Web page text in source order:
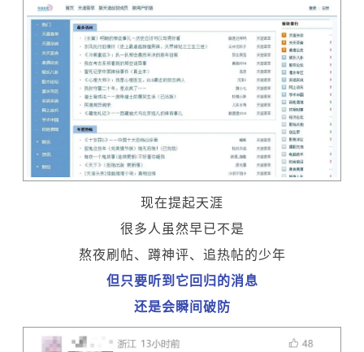
现在提起天涯
很多人虽然早已不是
熬夜刷帖、蹲神评、追热帖的少年
但只要听到它回归的消息
还是会瞬间破防